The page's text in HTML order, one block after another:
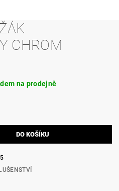
CHROM
na prodejně